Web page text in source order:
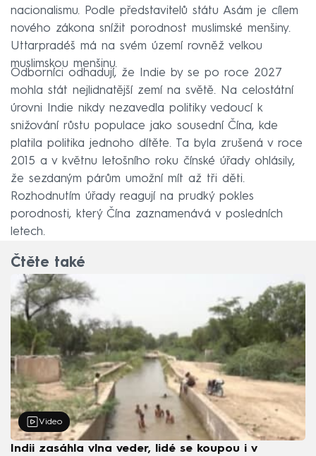
nacionalismu. Podle představitelů státu Asám je cílem
nového zákona snížit porodnost muslimské menšiny.
Uttarpradéš má na svém území rovněž velkou
muslimskou menšinu.
Odborníci odhadují, že Indie by se po roce 2027
mohla stát nejlidnatější zemí na světě. Na celostátní
úrovni Indie nikdy nezavedla politiky vedoucí k
snižování růstu populace jako sousední Čína, kde
platila politika jednoho dítěte. Ta byla zrušená v roce
2015 a v květnu letošního roku čínské úřady ohlásily,
že sezdaným párům umožní mít až tři děti.
Rozhodnutím úřady reagují na prudký pokles
porodnosti, který Čína zaznamenává v posledních
letech.
Čtěte také
Video
Indii zasáhla vlna veder, lidé se koupou i v